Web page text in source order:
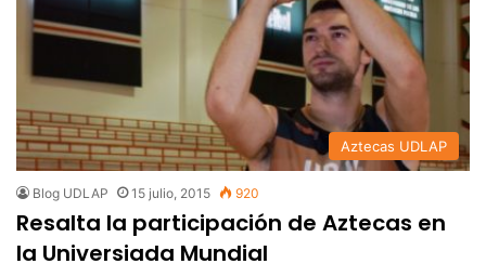
Aztecas UDLAP
Blog UDLAP 15 julio, 2015 920
Resalta la participación de Aztecas en
la Universiada Mundial